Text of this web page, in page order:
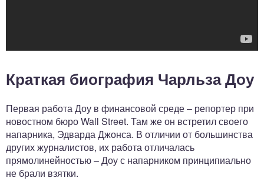
Краткая биография Чарльза Доу
Первая работа Доу в финансовой среде – репортер при
новостном бюро Wall Street. Там же он встретил своего
напарника, Эдварда Джонса. В отличии от большинства
других журналистов, их работа отличалась
прямолинейностью – Доу с напарником принципиально
не брали взятки.